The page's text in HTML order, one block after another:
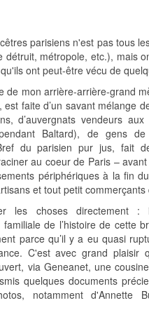
parisiens n'est pas tous
détruit, métropole, etc.), mais
ont peut-être vécu de
de mon arrière-arrière-grand
est faite d’un savant mélange
d’auvergnats vendeurs
Baltard), de gens de
du parisien pur jus, fait
au coeur de Paris –
périphériques à la fin
et tout petit commerçants
les choses directement
familiale de l’histoire de cette
parce qu’il y a eu quasi
C'est avec grand plaisir
via Geneanet, une
quelques documents
notamment d'Annette